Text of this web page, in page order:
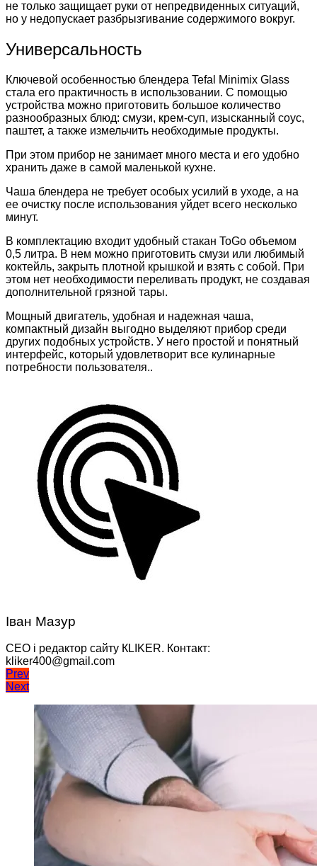
не только защищает руки от непредвиденных ситуаций,
но у недопускает разбрызгивание содержимого вокруг.
Универсальность
Ключевой особенностью блендера Tefal Minimix Glass
стала его практичность в использовании. С помощью
устройства можно приготовить большое количество
разнообразных блюд: смузи, крем-суп, изысканный соус,
паштет, а также измельчить необходимые продукты.
При этом прибор не занимает много места и его удобно
хранить даже в самой маленькой кухне.
Чаша блендера не требует особых усилий в уходе, а на
ее очистку после использования уйдет всего несколько
минут.
В комплектацию входит удобный стакан ToGo объемом
0,5 литра. В нем можно приготовить смузи или любимый
коктейль, закрыть плотной крышкой и взять с собой. При
этом нет необходимости переливать продукт, не создавая
дополнительной грязной тары.
Мощный двигатель, удобная и надежная чаша,
компактный дизайн выгодно выделяют прибор среди
других подобных устройств. У него простой и понятный
интерфейс, который удовлетворит все кулинарные
потребности пользователя..
Іван Мазур
CEO і редактор сайту КLIKER. Контакт:
kliker400@gmail.com
Навігація
записів
Prev
Next